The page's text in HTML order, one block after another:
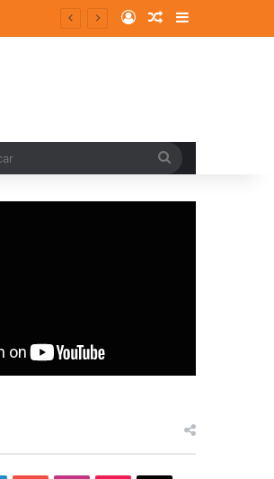
Log InRandom Article
Sidebar